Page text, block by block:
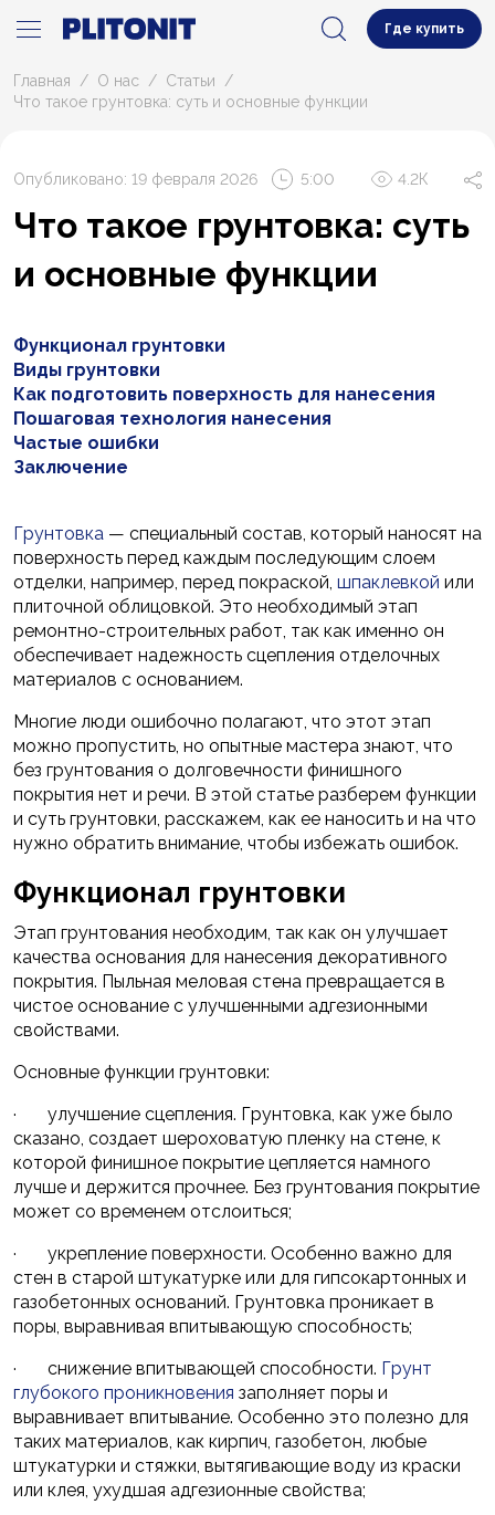
Где купить
Главная О нас
Статьи
Что такое грунтовка: суть и основные функции
Опубликовано: 19 февраля 2026 5:00 4.2К
Что такое грунтовка: суть
и основные функции
Функционал грунтовки
Виды грунтовки
Как подготовить поверхность для нанесения
Пошаговая технология нанесения
Частые ошибки
Заключение
Грунтовка — специальный состав, который наносят на
поверхность перед каждым последующим слоем
отделки, например, перед покраской, шпаклевкой или
плиточной облицовкой. Это необходимый этап
ремонтно-строительных работ, так как именно он
обеспечивает надежность сцепления отделочных
материалов с основанием.
Многие люди ошибочно полагают, что этот этап
можно пропустить, но опытные мастера знают, что
без грунтования о долговечности финишного
покрытия нет и речи. В этой статье разберем функции
и суть грунтовки, расскажем, как ее наносить и на что
нужно обратить внимание, чтобы избежать ошибок.
Функционал грунтовки
Этап грунтования необходим, так как он улучшает
качества основания для нанесения декоративного
покрытия. Пыльная меловая стена превращается в
чистое основание с улучшенными адгезионными
свойствами.
Основные функции грунтовки:
· улучшение сцепления. Грунтовка, как уже было
сказано, создает шероховатую пленку на стене, к
которой финишное покрытие цепляется намного
лучше и держится прочнее. Без грунтования покрытие
может со временем отслоиться;
· укрепление поверхности. Особенно важно для
стен в старой штукатурке или для гипсокартонных и
газобетонных оснований. Грунтовка проникает в
поры, выравнивая впитывающую способность;
· снижение впитывающей способности. Грунт
глубокого проникновения заполняет поры и
выравнивает впитывание. Особенно это полезно для
таких материалов, как кирпич, газобетон, любые
штукатурки и стяжки, вытягивающие воду из краски
или клея, ухудшая адгезионные свойства;